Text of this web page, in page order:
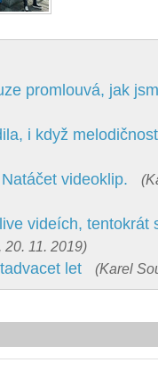
promlouvá, jak
i když
videoklip.
videích, tentokrát
20. 11. 2019)
let (Karel